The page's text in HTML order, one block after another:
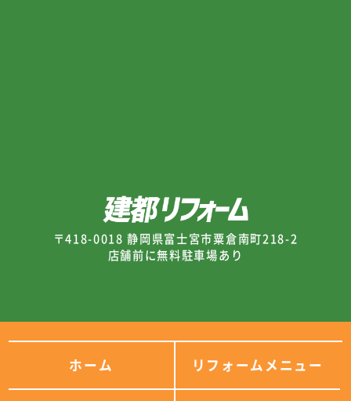
〒418-0018 静岡県富士宮市粟倉南町218-2
店舗前に無料駐車場あり
ホーム リフォームメニュー